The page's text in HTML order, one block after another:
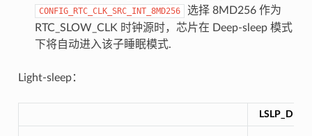
CONFIG_RTC_CLK_SRC_INT_8MD256
选择 8MD256 作为
RTC_SLOW_CLK 时钟源时，芯片在 Deep-sleep 模式
下将自动进入该子睡眠模式.
Light-sleep：